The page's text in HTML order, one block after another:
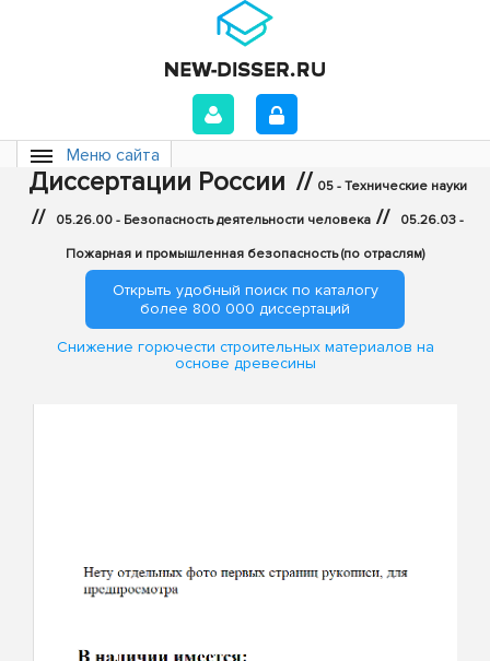
Меню сайта
Диссертации России // 05 - Технические науки
// 05.26.00 - Безопасность деятельности человека // 05.26.03 -
Пожарная и промышленная безопасность (по отраслям)
Открыть удобный поиск по каталогу
более 800 000 диссертаций
Снижение горючести строительных материалов на
основе древесины